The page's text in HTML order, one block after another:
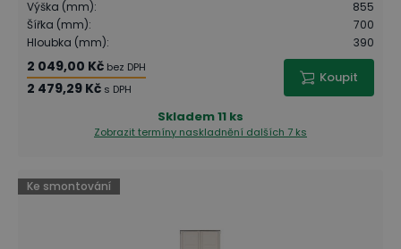
Výška (mm):
855
Šířka (mm):
700
Hloubka (mm): 390
2 049,00 Kč bez DPH
2 479,29 Kč s DPH
Koupit
Skladem11 ks
Zobrazit termíny naskladnění dalších 7 ks
Ke smontování